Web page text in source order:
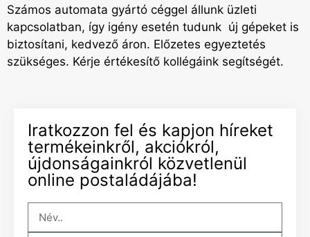
Számos automata gyártó céggel állunk üzleti
kapcsolatban, így igény esetén tudunk új gépeket is
biztosítani, kedvező áron. Előzetes egyeztetés
szükséges. Kérje értékesítő kollégáink segítségét.
Iratkozzon fel és kapjon híreket
termékeinkről, akciókról,
újdonságainkról közvetlenül
online postaládájába!